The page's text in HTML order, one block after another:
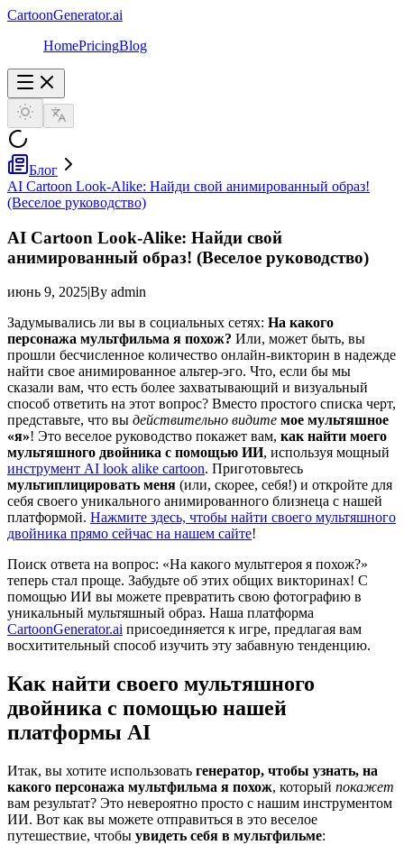
CartoonGenerator.ai
HomePricingBlog
Блог
AI Cartoon Look-Alike: Найди свой анимированный образ!
(Веселое руководство)
AI Cartoon Look-Alike: Найди свой
анимированный образ! (Веселое руководство)
июнь 9, 2025|By admin
Задумывались ли вы в социальных сетях: На какого
персонажа мультфильма я похож? Или, может быть, вы
прошли бесчисленное количество онлайн-викторин в надежде
найти свое анимированное альтер-эго. Что, если бы мы
сказали вам, что есть более захватывающий и визуальный
способ ответить на этот вопрос? Вместо простого списка черт,
представьте, что вы действительно видите мое мультяшное
«я»! Это веселое руководство покажет вам, как найти моего
мультяшного двойника с помощью ИИ, используя мощный
инструмент AI look alike cartoon. Приготовьтесь
мультиплицировать меня (или, скорее, себя!) и откройте для
себя своего уникального анимированного близнеца с нашей
платформой. Нажмите здесь, чтобы найти своего мультяшного
двойника прямо сейчас на нашем сайте!
Поиск ответа на вопрос: «На какого мультгероя я похож?»
теперь стал проще. Забудьте об этих общих викторинах! С
помощью ИИ вы можете превратить свою фотографию в
уникальный мультяшный образ. Наша платформа
CartoonGenerator.ai присоединяется к игре, предлагая вам
восхитительный способ изучить эту забавную тенденцию.
Как найти своего мультяшного
двойника с помощью нашей
платформы AI
Итак, вы хотите использовать генератор, чтобы узнать, на
какого персонажа мультфильма я похож, который покажет
вам результат? Это невероятно просто с нашим инструментом
ИИ. Вот как вы можете отправиться в это веселое
путешествие, чтобы увидеть себя в мультфильме: